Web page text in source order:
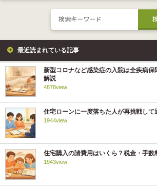
最近読まれている記事
新型コロナなど感染症の入院は全疾病
解説
4878view
住宅ローンに一度落ちた人が再挑戦して
1944view
住宅購入の諸費用はいくら？税金・手数
1943view